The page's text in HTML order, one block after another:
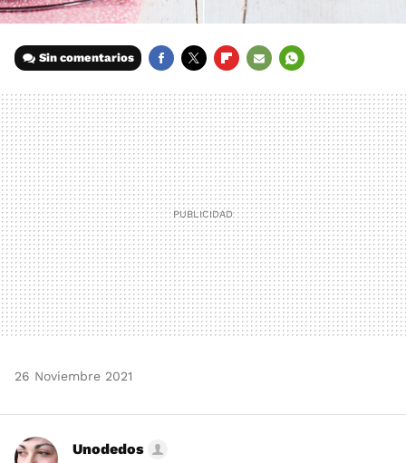
Sin comentarios
MAIL
26 Noviembre 2021
Unodedos